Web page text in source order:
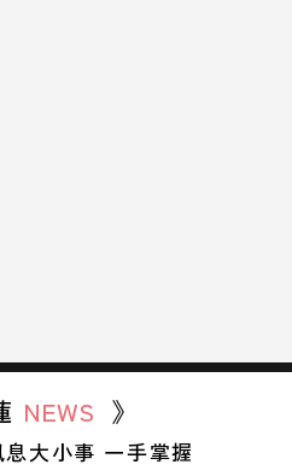
NEWS 》
大小事 一手掌握